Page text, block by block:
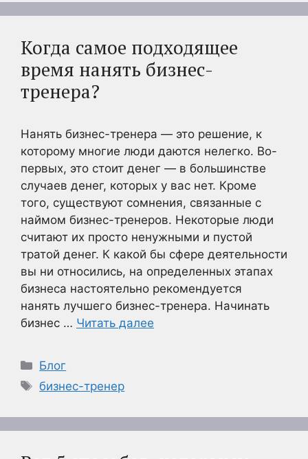
Когда самое подходящее
время нанять бизнес-
тренера?
Нанять бизнес-тренера — это решение, к
которому многие люди даются нелегко. Во-
первых, это стоит денег — в большинстве
случаев денег, которых у вас нет. Кроме
того, существуют сомнения, связанные с
наймом бизнес-тренеров. Некоторые люди
считают их просто ненужными и пустой
тратой денег. К какой бы сфере деятельности
вы ни относились, на определенных этапах
бизнеса настоятельно рекомендуется
нанять лучшего бизнес-тренера. Начинать
бизнес … Читать далее
Рубрики
Блог
Метки
бизнес-тренер